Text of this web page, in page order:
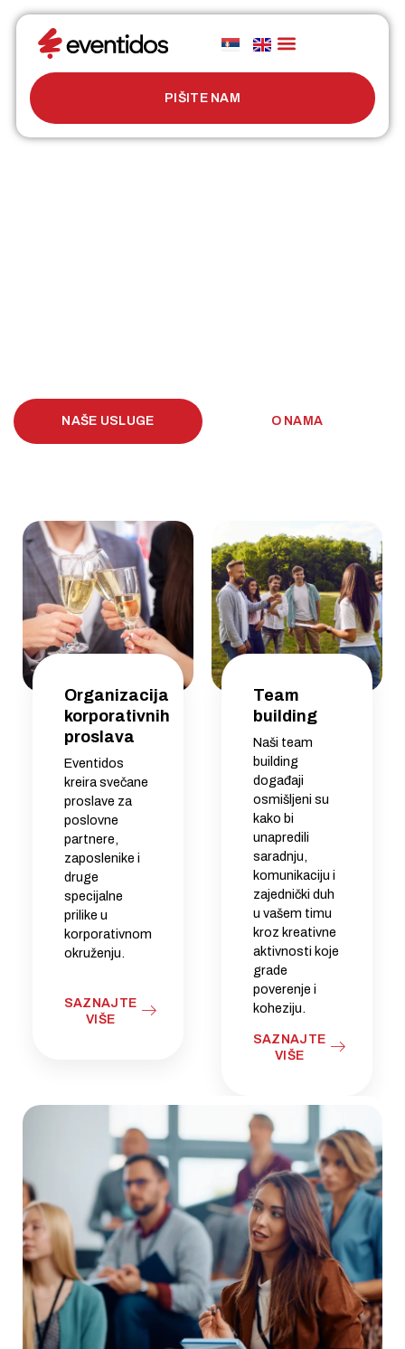
PIŠITE NAM
NAŠE USLUGE O NAMA
Organizacija
korporativnih
proslava
Eventidos
kreira svečane
proslave za
poslovne
partnere,
zaposlenike i
druge
specijalne
prilike u
korporativnom
okruženju.
SAZNAJTE
VIŠE
Team
building
Naši team
building
događaji
osmišljeni su
kako bi
unapredili
saradnju,
komunikaciju i
zajednički duh
u vašem timu
kroz kreativne
aktivnosti koje
grade
poverenje i
koheziju.
SAZNAJTE
VIŠE